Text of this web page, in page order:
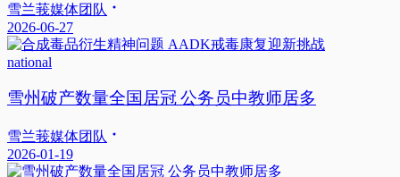
雪兰莪媒体团队
2026-06-27
national
雪州破产数量全国居冠 公务员中教师居多
雪兰莪媒体团队
2026-01-19